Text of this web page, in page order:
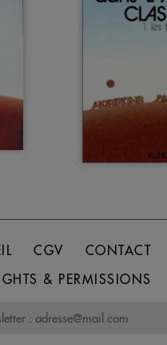
CGV
CONTACT
& PERMISSIONS